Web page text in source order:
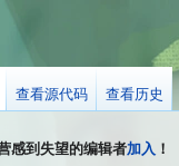
感到失望的编辑者加入 ！
查看源代码 查看历史